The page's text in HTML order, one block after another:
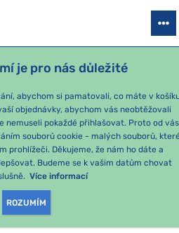
je pro nás důležité
abychom si pamatovali, co máte v
objednávky, abychom vás neobtěžovali
nemuseli pokaždé přihlašovat. Proto od vás
souborů cookie - malých souborů,
prohlížeči. Děkujeme, že nám ho dáte a
Budeme se k vašim datům chovat
Více informací
ROZUMÍM
SEZÓNNÍ BALÍČKY PRO DĚTI